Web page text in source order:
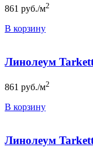
861 руб./м2
В корзину
Линолеум
861 руб./м2
В корзину
Линолеум